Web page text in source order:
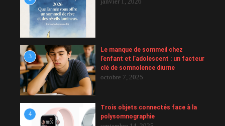
3
Le manque de sommeil chez
l’enfant et l’adolescent : un facteur
clé de somnolence diurne
octobre 7, 2025
4
Trois objets connectés face à la
polysomnographie